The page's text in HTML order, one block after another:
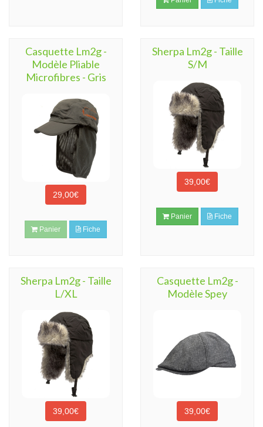
Casquette Lm2g -
Modèle Pliable
Microfibres - Gris
29,00€
Panier Fiche
Sherpa Lm2g - Taille
S/M
39,00€
Panier Fiche
Sherpa Lm2g - Taille
L/XL
39,00€
Casquette Lm2g -
Modèle Spey
39,00€